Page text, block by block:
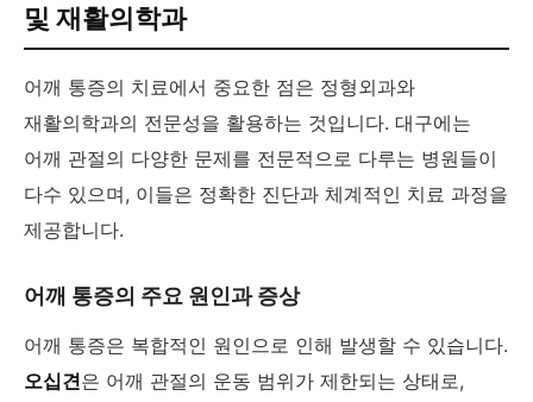
및 재활의학과
어깨 통증의 치료에서 중요한 점은 정형외과와
재활의학과의 전문성을 활용하는 것입니다. 대구에는
어깨 관절의 다양한 문제를 전문적으로 다루는 병원들이
다수 있으며, 이들은 정확한 진단과 체계적인 치료 과정을
제공합니다.
어깨 통증의 주요 원인과 증상
어깨 통증은 복합적인 원인으로 인해 발생할 수 있습니다.
오십견은 어깨 관절의 운동 범위가 제한되는 상태로,